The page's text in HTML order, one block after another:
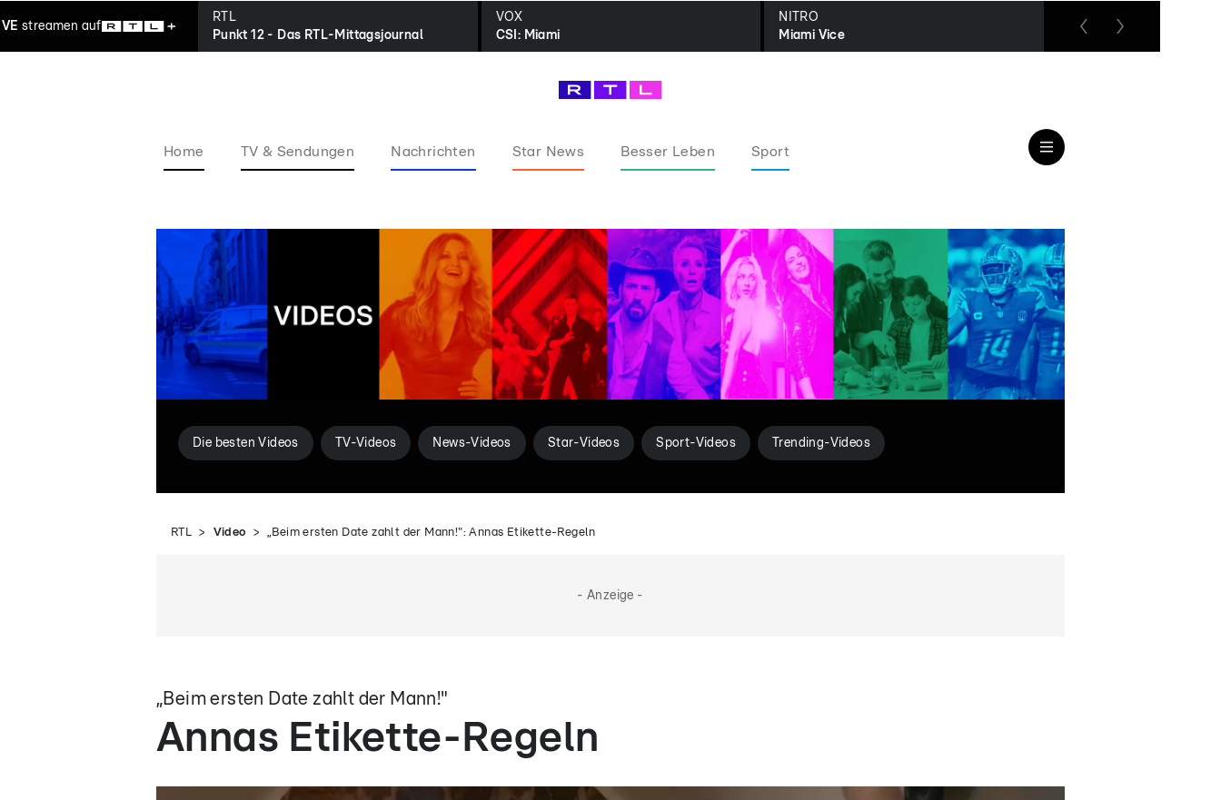
streamen auf
RTL
Punkt 12 - Das RTL-Mittagsjournal
VOX
CSI: Miami
NITRO
Miami Vice
RTL up
Das Familiengericht
Home TV & Sendungen Nachrichten Star News Besser Leben Sport
Die besten Videos TV-Videos News-Videos Star-Videos Sport-Videos Trending-Videos
RTL Video „Beim ersten Date zahlt der Mann!": Annas Etikette-Regeln
- Anzeige -
„Beim ersten Date zahlt der Mann!"
Annas Etikette-Regeln